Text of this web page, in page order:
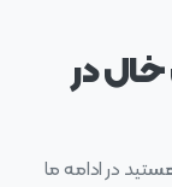
خال در
در ادامه ما